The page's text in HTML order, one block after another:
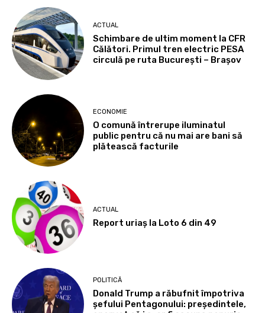
ACTUAL
Schimbare de ultim moment la CFR
Călători. Primul tren electric PESA
circulă pe ruta București – Brașov
ECONOMIE
O comună întrerupe iluminatul
public pentru că nu mai are bani să
plătească facturile
ACTUAL
Report uriaș la Loto 6 din 49
POLITICĂ
Donald Trump a răbufnit împotriva
șefului Pentagonului: președintele,